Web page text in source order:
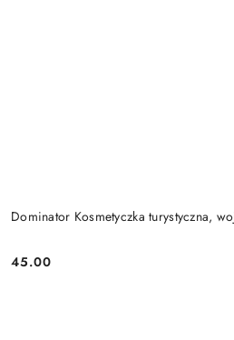
Dominator Kosmetyczka turystyczna,
Cena:
45.00